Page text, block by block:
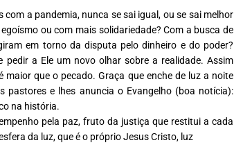
com a pandemia, nunca se sai igual, ou se sai melhor
ou com mais solidariedade?Com a busca de
em torno da disputa pelo dinheiro e do poder?
a Ele um novo olhar sobre a realidade. Assim
maior que o pecado. Graça que enche de luz a noite
pastores e lhes anuncia o Evangelho (boa notícia):
na história.
pela paz, fruto da justiça que restitui a cada
da luz, que é o próprio Jesus Cristo, luz